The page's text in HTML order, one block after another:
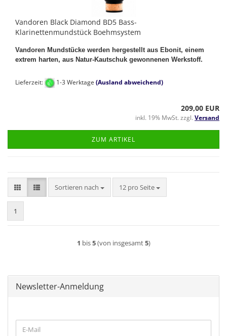
Vandoren Black Diamond BD5 Bass-
Klarinettenmundstück Boehmsystem
Vandoren Mundstücke werden hergestellt aus Ebonit, einem
extrem harten, aus Natur-Kautschuk gewonnenen Werkstoff.
Lieferzeit: 1-3 Werktage (Ausland abweichend)
209,00 EUR
inkl. 19% MwSt. zzgl. Versand
ZUM ARTIKEL
Sortieren nach
Sortieren nach 12 pro Seite
pro Seite
1
1 bis5(von insgesamt5)
Newsletter-Anmeldung
ZUR
E-